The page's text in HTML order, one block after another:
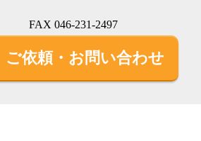
FAX 046-231-2497
ご依頼・お問い合わせ